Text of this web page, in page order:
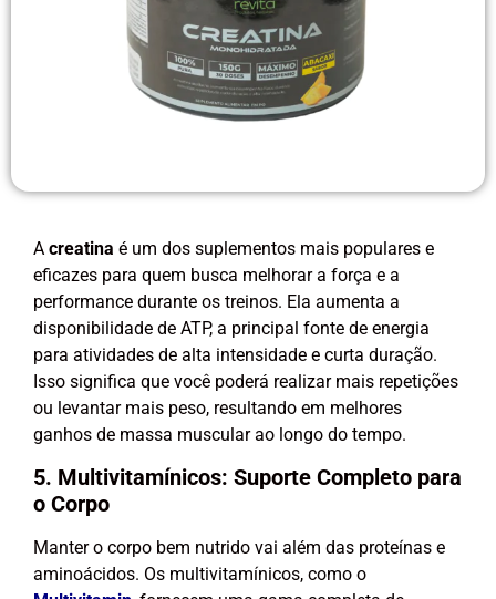
A creatina é um dos suplementos mais populares e
eficazes para quem busca melhorar a força e a
performance durante os treinos. Ela aumenta a
disponibilidade de ATP, a principal fonte de energia
para atividades de alta intensidade e curta duração.
Isso significa que você poderá realizar mais repetições
ou levantar mais peso, resultando em melhores
ganhos de massa muscular ao longo do tempo.
5. Multivitamínicos: Suporte Completo para
o Corpo
Manter o corpo bem nutrido vai além das proteínas e
aminoácidos. Os multivitamínicos, como o